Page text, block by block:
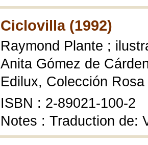
Ciclovilla (1992)
Raymond Plante ;
Anita Gómez de
Edilux, Colección
ISBN : 2-89021-100-2
Notes : Traduction de: